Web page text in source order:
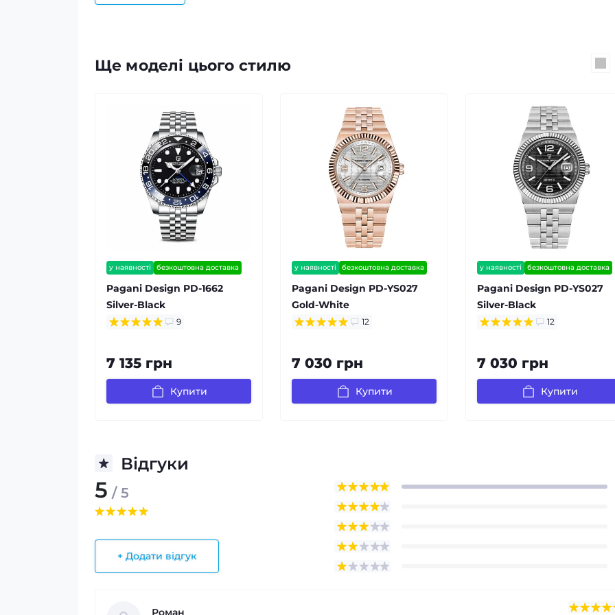
Ще моделі цього стилю
у наявності
безкоштовна доставка
Pagani Design PD-1662
Silver-Black
9
7 135 грн
Купити
у наявності
безкоштовна доставка
Pagani Design PD-YS027
Gold-White
12
7 030 грн
Купити
у наявності
безкоштовна доставка
Pagani Design PD-YS027
Silver-Black
12
7 030 грн
Купити
Відгуки
5 / 5
+ Додати відгук
Роман